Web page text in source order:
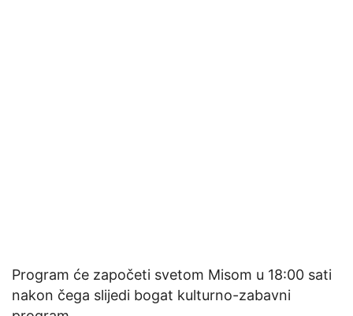
Program će započeti svetom Misom u 18:00 sati
nakon čega slijedi bogat kulturno-zabavni